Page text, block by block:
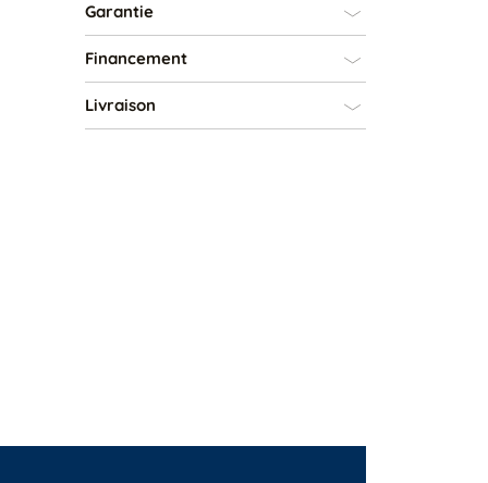
Garantie
Financement
Livraison